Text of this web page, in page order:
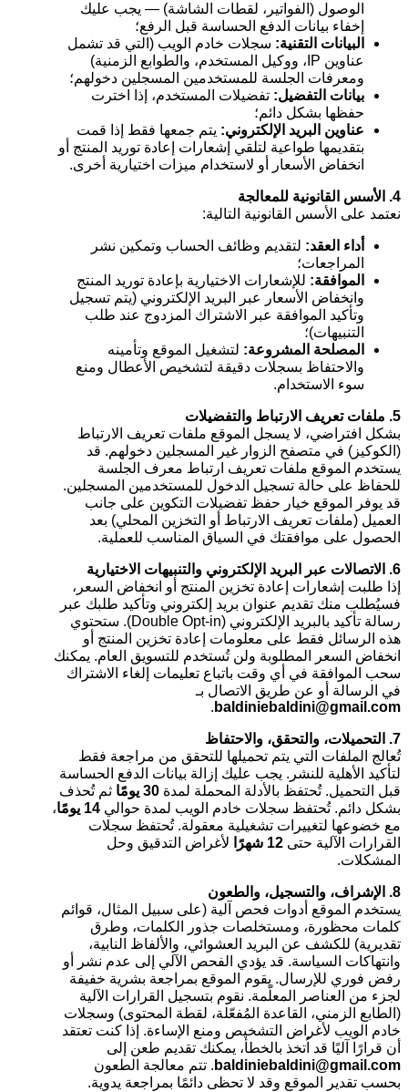
الوصول (الفواتير، لقطات الشاشة) — يجب عليك
إخفاء بيانات الدفع الحساسة قبل الرفع؛
البيانات التقنية: سجلات خادم الويب (التي قد تشمل
عناوين IP، ووكيل المستخدم، والطوابع الزمنية)
ومعرفات الجلسة للمستخدمين المسجلين دخولهم؛
بيانات التفضيل: تفضيلات المستخدم، إذا اخترت
حفظها بشكل دائم؛
عناوين البريد الإلكتروني: يتم جمعها فقط إذا قمت
بتقديمها طواعية لتلقي إشعارات إعادة توريد المنتج أو
انخفاض الأسعار أو لاستخدام ميزات اختيارية أخرى.
4. الأسس القانونية للمعالجة
نعتمد على الأسس القانونية التالية:
أداء العقد: لتقديم وظائف الحساب وتمكين نشر
المراجعات؛
الموافقة: للإشعارات الاختيارية بإعادة توريد المنتج
وانخفاض الأسعار عبر البريد الإلكتروني (يتم تسجيل
وتأكيد الموافقة عبر الاشتراك المزدوج عند طلب
التنبيهات)؛
المصلحة المشروعة: لتشغيل الموقع وتأمينه
والاحتفاظ بسجلات دقيقة لتشخيص الأعطال ومنع
سوء الاستخدام.
5. ملفات تعريف الارتباط والتفضيلات
بشكل افتراضي، لا يسجل الموقع ملفات تعريف الارتباط
(الكوكيز) في متصفح الزوار غير المسجلين دخولهم. قد
يستخدم الموقع ملفات تعريف ارتباط معرف الجلسة
للحفاظ على حالة تسجيل الدخول للمستخدمين المسجلين.
قد يوفر الموقع خيار حفظ تفضيلات التكوين على جانب
العميل (ملفات تعريف الارتباط أو التخزين المحلي) بعد
الحصول على موافقتك في السياق المناسب للعملية.
6. الاتصالات عبر البريد الإلكتروني والتنبيهات الاختيارية
إذا طلبت إشعارات إعادة تخزين المنتج أو انخفاض السعر،
فسيُطلب منك تقديم عنوان بريد إلكتروني وتأكيد طلبك عبر
رسالة تأكيد بالبريد الإلكتروني (Double Opt-in). ستحتوي
هذه الرسائل فقط على معلومات إعادة تخزين المنتج أو
انخفاض السعر المطلوبة ولن تُستخدم للتسويق العام. يمكنك
سحب الموافقة في أي وقت باتباع تعليمات إلغاء الاشتراك
في الرسالة أو عن طريق الاتصال بـ
baldiniebaldini@gmail.com
.
7. التحميلات، والتحقق، والاحتفاظ
تُعالج الملفات التي يتم تحميلها للتحقق من مراجعة فقط
لتأكيد الأهلية للنشر. يجب عليك إزالة بيانات الدفع الحساسة
قبل التحميل. تُحتفظ بالأدلة المحملة لمدة 30 يومًا
ثم تُحذف
بشكل دائم. تُحتفظ سجلات خادم الويب لمدة حوالي 14 يومًا
،
مع خضوعها لتغييرات تشغيلية معقولة. تُحتفظ سجلات
القرارات الآلية حتى 12 شهرًا
لأغراض التدقيق وحل
المشكلات.
8. الإشراف، والتسجيل، والطعون
يستخدم الموقع أدوات فحص آلية (على سبيل المثال، قوائم
كلمات محظورة، ومستخلصات جذور الكلمات، وطرق
تقديرية) للكشف عن البريد العشوائي، والألفاظ النابية،
وانتهاكات السياسة. قد يؤدي الفحص الآلي إلى عدم نشر أو
رفض فوري للإرسال. يقوم الموقع بمراجعة بشرية خفيفة
لجزء من العناصر المعلّمة. نقوم بتسجيل القرارات الآلية
(الطابع الزمني، القاعدة المُفعّلة، لقطة المحتوى) وسجلات
خادم الويب لأغراض التشخيص ومنع الإساءة. إذا كنت تعتقد
أن قرارًا آليًا قد اُتخذ بالخطأ، يمكنك تقديم طعن إلى
baldiniebaldini@gmail.com . تتم معالجة الطعون
بحسب تقدير الموقع وقد لا تحظى دائمًا بمراجعة يدوية.